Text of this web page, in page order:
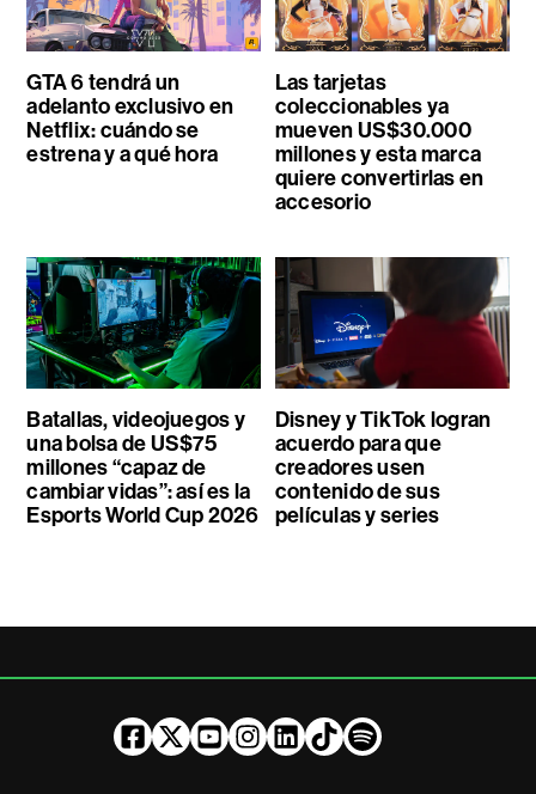
GTA 6 tendrá un
adelanto exclusivo en
Netflix: cuándo se
estrena y a qué hora
Las tarjetas
coleccionables ya
mueven US$30.000
millones y esta marca
quiere convertirlas en
accesorio
Batallas, videojuegos y
una bolsa de US$75
millones “capaz de
cambiar vidas”: así es la
Esports World Cup 2026
Disney y TikTok logran
acuerdo para que
creadores usen
contenido de sus
películas y series